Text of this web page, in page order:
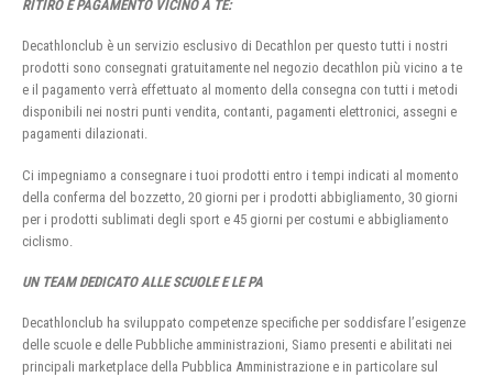
RITIRO E PAGAMENTO VICINO A TE:
Decathlonclub è un servizio esclusivo di Decathlon per questo tutti i nostri
prodotti sono consegnati gratuitamente nel negozio decathlon più vicino a te
e il pagamento verrà effettuato al momento della consegna con tutti i metodi
disponibili nei nostri punti vendita, contanti, pagamenti elettronici, assegni e
pagamenti dilazionati.
Ci impegniamo a consegnare i tuoi prodotti entro i tempi indicati al momento
della conferma del bozzetto, 20 giorni per i prodotti abbigliamento, 30 giorni
per i prodotti sublimati degli sport e 45 giorni per costumi e abbigliamento
ciclismo.
UN TEAM DEDICATO ALLE SCUOLE E LE PA
Decathlonclub ha sviluppato competenze specifiche per soddisfare l’esigenze
delle scuole e delle Pubbliche amministrazioni, Siamo presenti e abilitati nei
principali marketplace della Pubblica Amministrazione e in particolare sul